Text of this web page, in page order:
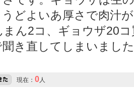
どよいあ厚さで肉汁
まん2コ、ギョウザ20
き直してしまいまし
現在： 0人